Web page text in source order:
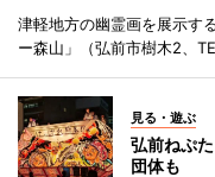
津軽地方の幽霊画を展示す
ー森山」（弘前市樹木2、
見る・遊ぶ
弘前ねぷ
団体も